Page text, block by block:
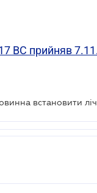
ВС прийняв
встановити